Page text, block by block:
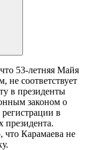
53-летняя Майя
не соответствует
в президенты
законом о
в
президента.
Карамаева не